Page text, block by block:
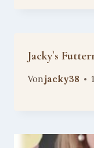
Jacky`s
Vonjacky38